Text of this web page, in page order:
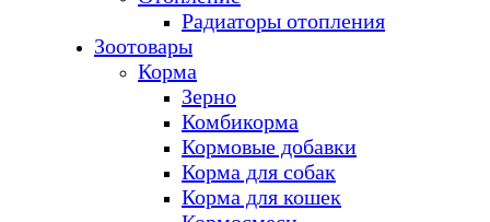
Радиаторы отопления
Зоотовары
Корма
Зерно
Комбикорма
Кормовые добавки
Корма для собак
Корма для кошек